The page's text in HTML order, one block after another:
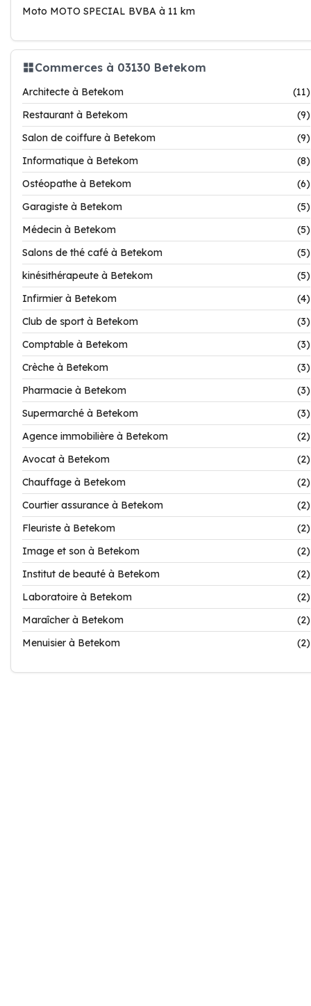
Moto MOTO SPECIAL BVBA à 11 km
Commerces à 03130 Betekom
Architecte à Betekom
(11)
Restaurant à Betekom
(9)
Salon de coiffure à Betekom
(9)
Informatique à Betekom
(8)
Ostéopathe à Betekom
(6)
Garagiste à Betekom
(5)
Médecin à Betekom
(5)
Salons de thé café à Betekom
(5)
kinésithérapeute à Betekom
(5)
Infirmier à Betekom
(4)
Club de sport à Betekom
(3)
Comptable à Betekom
(3)
Crèche à Betekom
(3)
Pharmacie à Betekom
(3)
Supermarché à Betekom
(3)
Agence immobilière à Betekom
(2)
Avocat à Betekom
(2)
Chauffage à Betekom
(2)
Courtier assurance à Betekom
(2)
Fleuriste à Betekom
(2)
Image et son à Betekom
(2)
Institut de beauté à Betekom
(2)
Laboratoire à Betekom
(2)
Maraîcher à Betekom
(2)
Menuisier à Betekom
(2)